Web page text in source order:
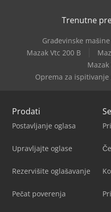
Trenutne
Građevinske mašine
Mazak Vtc 200 B
Mazak
Oprema za
Prodati
Postavljanje oglasa
Upravljajte oglase
Rezervišite oglašavanje
Pečat poverenja